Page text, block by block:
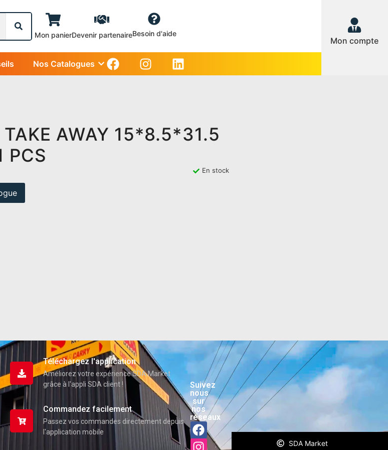
Mon compte
Mon panierDevenir partenaireBesoin d'aide
Nos Catalogues
TAKE AWAY 15*8.5*31.5
PCS
En stock
Téléchargez l'application
Améliorez votre expérience SDA Market
grâce à l'appli SDA client !
Commandez facilement
Passez vos commandes directement depuis
l'application mobile
Suivez
nous
sur
nos
réseaux
SDA Market